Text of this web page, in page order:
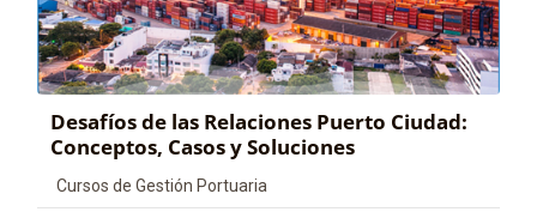
Desafíos de las Relaciones Puerto Ciudad:
Conceptos, Casos y Soluciones
Categoría de cursos
Cursos de Gestión Portuaria